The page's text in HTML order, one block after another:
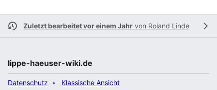
Zuletzt bearbeitet vor einem Jahr von Roland Linde
lippe-haeuser-wiki.de
Datenschutz Klassische Ansicht